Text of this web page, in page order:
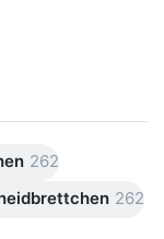
262
262